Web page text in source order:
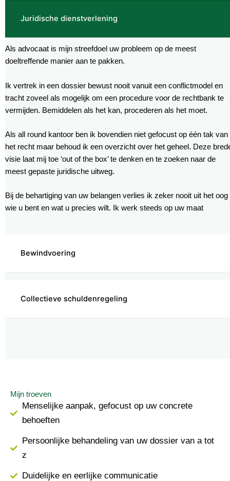
Juridische dienstverlening
Bewindvoering
Collectieve schuldenregeling
Als advocaat is mijn streefdoel uw probleem op de meest
doeltreffende manier aan te pakken.
Ik vertrek in een dossier bewust nooit vanuit een conflictmodel en
tracht zoveel als mogelijk om een procedure voor de rechtbank te
vermijden. Bemiddelen als het kan, procederen als het moet.
Als all round kantoor ben ik bovendien niet gefocust op één tak van
het recht maar behoud ik een overzicht over het geheel. Deze
visie laat mij toe ‘out of the box’ te denken en te zoeken naar de
meest gepaste juridische uitweg.
Bij de behartiging van uw belangen verlies ik zeker nooit uit het oog
wie u bent en wat u precies wilt. Ik werk steeds op uw maat
Mijn troeven
Menselijke aanpak, gefocust op uw concrete
behoeften
Persoonlijke behandeling van uw dossier van a tot
z
Duidelijke en eerlijke communicatie